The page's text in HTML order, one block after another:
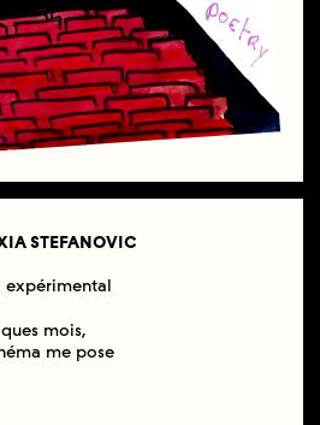
STEFANOVIC
expérimental
mois,
me pose